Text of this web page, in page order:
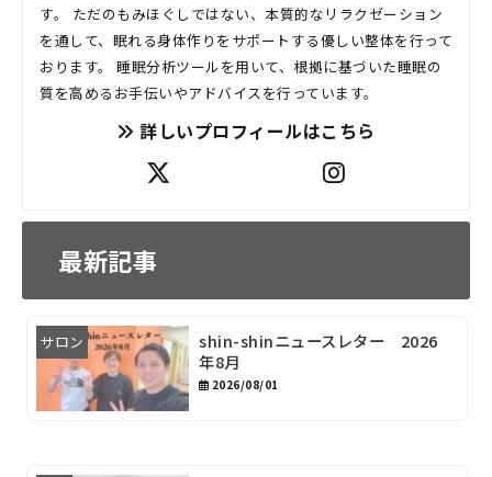
す。 ただのもみほぐしではない、本質的なリラクゼーション
を通して、眠れる身体作りをサポートする優しい整体を行って
おります。 睡眠分析ツールを用いて、根拠に基づいた睡眠の
質を高めるお手伝いやアドバイスを行っています。
詳しいプロフィールはこちら
最新記事
サロン
shin-shinニュースレター 2026
年8月
2026/08/01